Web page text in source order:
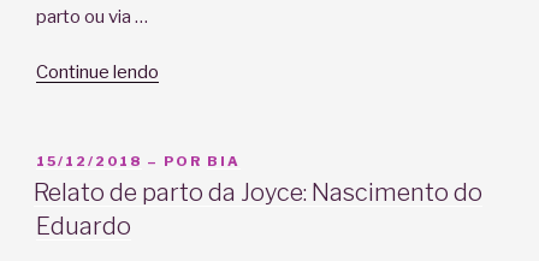
parto ou via …
Continue lendo
mesmo
esse
PUBLICADO
EM
15/12/2018 – POR BIA
Relato de parto da Joyce: Nascimento do
Eduardo